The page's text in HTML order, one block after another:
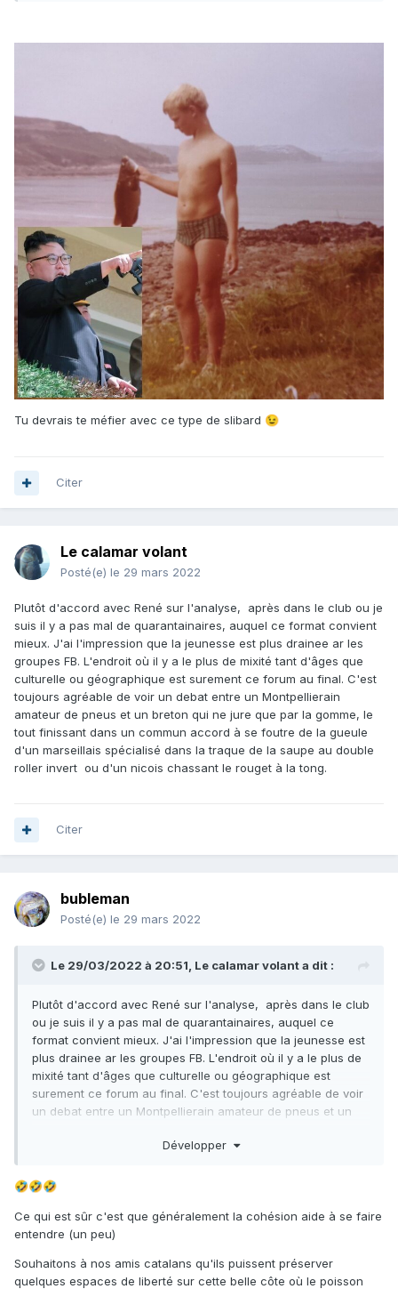
1974 , première vieille "digne" de sacrifier un bout de
pellicule*. Le paternel avait retrouvé en Finistère (nord) un
de ses potes qui l'avait initié. Après une paire d'années à
les suivre et à observer j'ai (enfin) hérité d'une arbalète. Je
pense qu'au moins jusqu'à mes 18 ans je pensais qu'on
était les seuls chasseurs du coin. Jamais croisé d'autres
chasseurs, pourtant à l'époque on ne plongeait que l'été ,
dans une région quand même assez touristique. Une fois le
pied à l'étrier et que tu maîtrisais les bases t'avais plus qu'à
apprendre par toi même é pi cé tout!
* Admirez le bronzage "cycliste"! 😂
Tu devrais te méfier avec ce type de slibard 😉
Citer
Le calamar volant
Posté(e) le 29 mars 2022
Plutôt d'accord avec René sur l'analyse, après dans le club ou je
suis il y a pas mal de quarantainaires, auquel ce format convient
mieux. J'ai l'impression que la jeunesse est plus drainee ar les
groupes FB. L'endroit où il y a le plus de mixité tant d'âges que
culturelle ou géographique est surement ce forum au final. C'est
toujours agréable de voir un debat entre un Montpellierain
amateur de pneus et un breton qui ne jure que par la gomme, le
tout finissant dans un commun accord à se foutre de la gueule
d'un marseillais spécialisé dans la traque de la saupe au double
roller invert ou d'un nicois chassant le rouget à la tong.
Citer
bubleman
Posté(e) le 29 mars 2022
Le 29/03/2022 à 20:51, Le calamar volanta dit :
Plutôt d'accord avec René sur l'analyse, après dans le club
ou je suis il y a pas mal de quarantainaires, auquel ce
format convient mieux. J'ai l'impression que la jeunesse est
plus drainee ar les groupes FB. L'endroit où il y a le plus de
mixité tant d'âges que culturelle ou géographique est
surement ce forum au final. C'est toujours agréable de voir
un debat entre un Montpellierain amateur de pneus et un
un commun accord à se foutre de la gueule d'un marseillais
invert ou d'un nicois chassant le rouget à la tong.
Développer
🤣🤣🤣
Ce qui est sûr c'est que généralement la cohésion aide à se faire
entendre (un peu)
Souhaitons à nos amis catalans qu'ils puissent préserver
quelques espaces de liberté sur cette belle côte où le poisson